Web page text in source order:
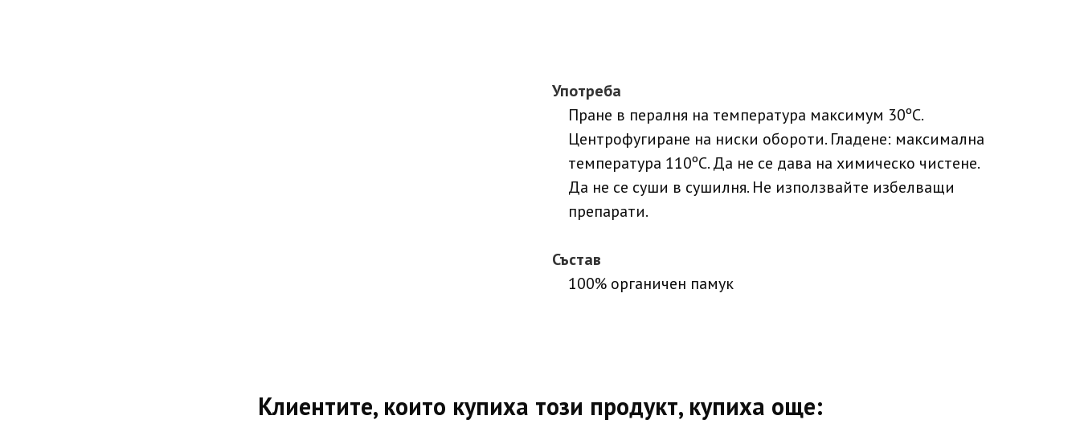
Употреба
Пране в пералня на температура максимум 30ºC.
Центрофугиране на ниски обороти. Гладене: максимална
температура 110ºC. Да не се дава на химическо чистене.
Да не се суши в сушилня. Не използвайте избелващи
препарати.
Състав
100% органичен памук
Клиентите, които купиха този продукт, купиха още: